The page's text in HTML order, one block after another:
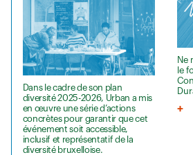
Dans le cadre de son plan
diversité 2025-2026, Urban a mis
en œuvre une série d’actions
concrètes pour garantir que cet
événement soit accessible,
inclusif et représentatif de la
diversité bruxelloise.
Ne
le